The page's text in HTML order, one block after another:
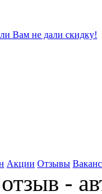
Вам не дали скидку!
Акции Отзывы
-